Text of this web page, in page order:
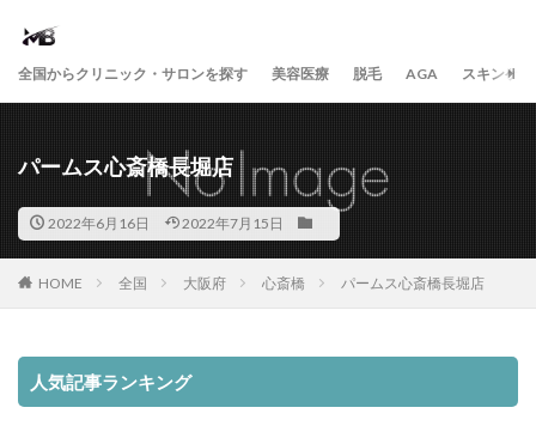
全国からクリニック・サロンを探す 美容医療 脱毛 AGA スキンケア
パームス心斎橋長堀店
2022年6月16日 2022年7月15日
HOME 全国 大阪府 心斎橋 パームス心斎橋長堀店
人気記事ランキング